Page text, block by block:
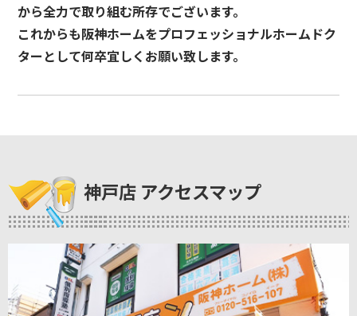
から全力で取り組む所存でございます。
これからも阪神ホームをプロフェッショナルホームドク
ターとして何卒宜しくお願い致します。
神戸店 アクセスマップ